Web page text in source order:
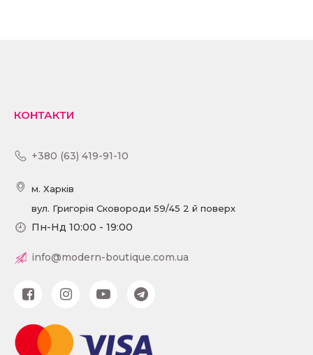
КОНТАКТИ
+380 (63) 419-91-10
м. Харків
вул. Григорія Сковороди 59/45 2 й поверх
Пн-Нд 10:00 - 19:00
info@modern-boutique.com.ua